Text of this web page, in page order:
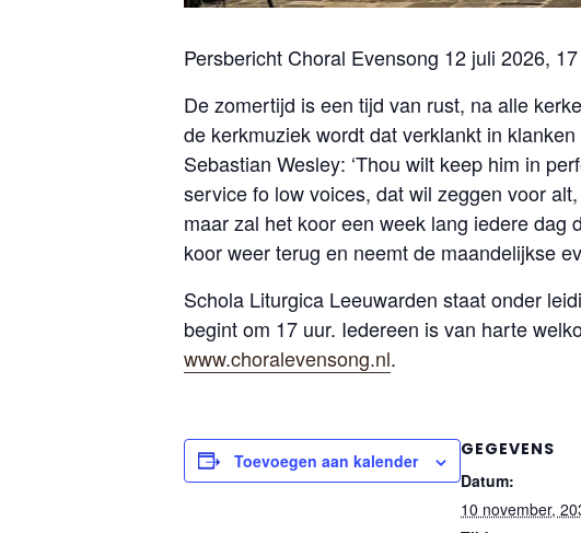
Persbericht Choral Evensong 12 juli 2026,
De zomertijd is een tijd van rust, na alle
de kerkmuziek wordt dat verklankt in
Sebastian Wesley: ‘Thou wilt keep him in
service fo low voices, dat wil zeggen voor
maar zal het koor een week lang iedere
koor weer terug en neemt de maandelijkse
Schola Liturgica Leeuwarden staat onder
begint om 17 uur. Iedereen is van harte
www.choralevensong.nl.
Toevoegen aan kalender
GEGEVENS
Datum:
10 november,